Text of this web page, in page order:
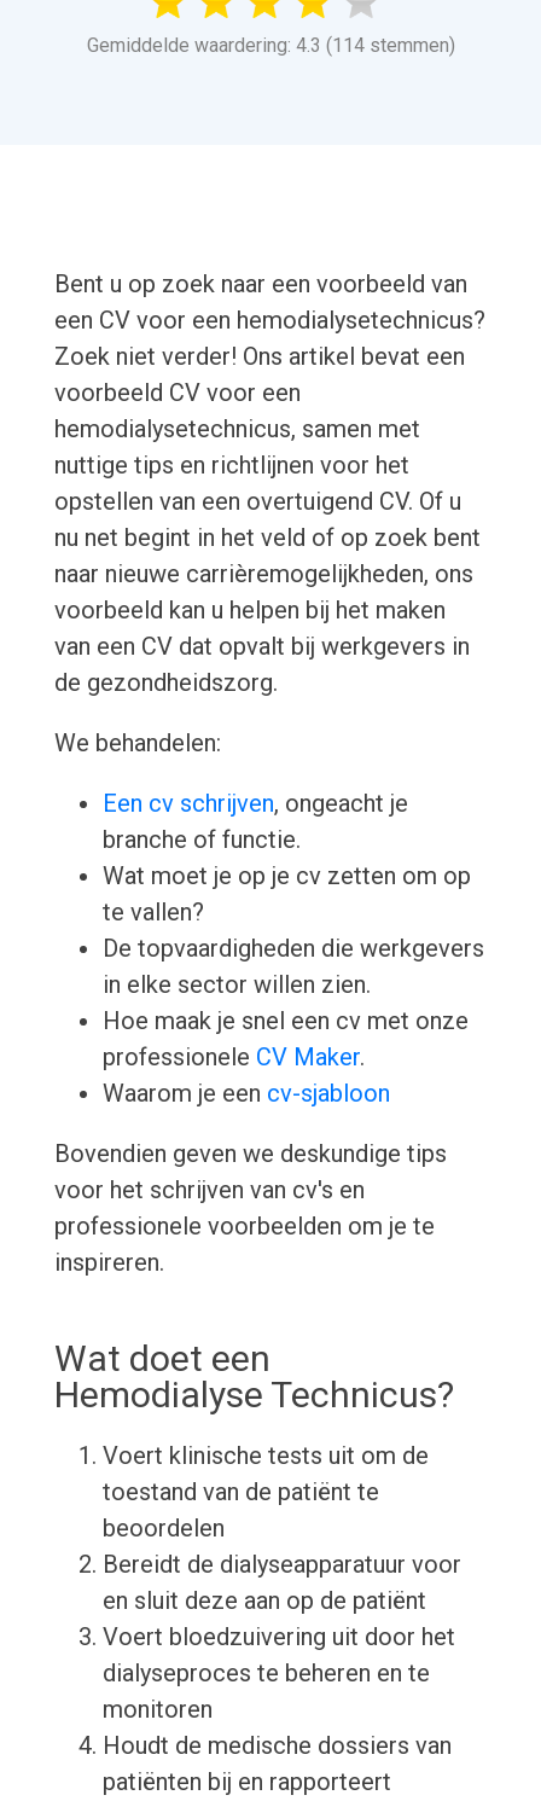
Gemiddelde waardering: 4.3 (114 stemmen)
Bent u op zoek naar een voorbeeld van
een CV voor een hemodialysetechnicus?
Zoek niet verder! Ons artikel bevat een
voorbeeld CV voor een
hemodialysetechnicus, samen met
nuttige tips en richtlijnen voor het
opstellen van een overtuigend CV. Of u
nu net begint in het veld of op zoek bent
naar nieuwe carrièremogelijkheden, ons
voorbeeld kan u helpen bij het maken
van een CV dat opvalt bij werkgevers in
de gezondheidszorg.
We behandelen:
Een cv schrijven, ongeacht je
branche of functie.
Wat moet je op je cv zetten om op
te vallen?
De topvaardigheden die werkgevers
in elke sector willen zien.
Hoe maak je snel een cv met onze
professionele CV Maker.
Waarom je een cv-sjabloon
Bovendien geven we deskundige tips
voor het schrijven van cv's en
professionele voorbeelden om je te
inspireren.
Wat doet een
Hemodialyse Technicus?
Voert klinische tests uit om de
toestand van de patiënt te
beoordelen
Bereidt de dialyseapparatuur voor
en sluit deze aan op de patiënt
Voert bloedzuivering uit door het
dialyseproces te beheren en te
monitoren
Houdt de medische dossiers van
patiënten bij en rapporteert